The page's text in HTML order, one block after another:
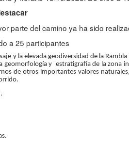
parte del camino ya ha sido
a 25 participantes
y la elevada geodiversidad de la
geomorfología y estratigrafía de la zona
de otros importantes valores